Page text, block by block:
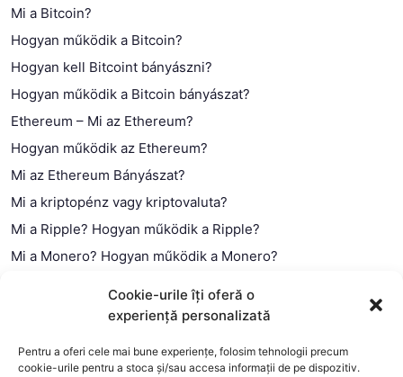
Cookie-urile îți oferă o
experiență personalizată
Pentru a oferi cele mai bune experiențe, folosim tehnologii precum
cookie-urile pentru a stoca și/sau accesa informații de pe dispozitiv.
Mi a Bitcoin?
Hogyan működik a Bitcoin?
Hogyan kell Bitcoint bányászni?
Hogyan működik a Bitcoin bányászat?
Ethereum – Mi az Ethereum?
Hogyan működik az Ethereum?
Mi az Ethereum Bányászat?
Mi a kriptopénz vagy kriptovaluta?
Mi a Ripple? Hogyan működik a Ripple?
Mi a Monero? Hogyan működik a Monero?
Mi a blokklánc (technológia)?